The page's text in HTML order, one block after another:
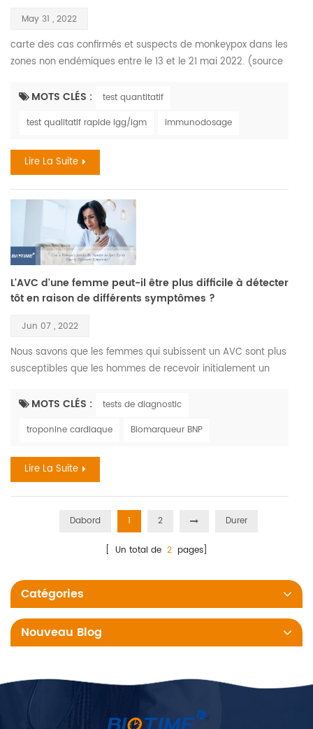
May 31 , 2022
carte des cas confirmés et suspects de monkeypox dans les
zones non endémiques entre le 13 et le 21 mai 2022. (source
monkeypox a été isolé et identifié pour la première fois en
centre de recherche danois sont tombés malades .
lor...
MOTS CLÉS :
test quantitatif
test qualitatif rapide igg/igm
immunodosage
Lire La Suite
L'AVC d'une femme peut-il être plus difficile à détecter
tôt en raison de différents symptômes ?
Jun 07 , 2022
Nous savons que les femmes qui subissent un AVC sont plus
susceptibles que les hommes de recevoir initialement un
qu'elles ne présentent pas toujours ce que l'on pourrait
aussi souvent que les hommes. Selon l'Organisation
mondiale des accidents vasculaires cérébraux WSO :
Incidence et pr...
MOTS CLÉS :
tests de diagnostic
troponine cardiaque
Biomarqueur BNP
Lire La Suite
Dabord 1 2 Durer
[ Un total de 2 pages]
Catégories
Nouveau Blog